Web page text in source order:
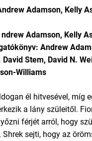
Adamson, Kelly
Adamson, Kelly
Andrew
Stem, David N.
Williams
él hitvesével, míg
a lány szüleitől.
férjét arról, hogy
Shrek sejti, hogy az